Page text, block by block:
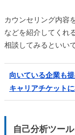
カウンセリング内容
などを紹介してくれ
相談してみるといい
向いている企業も
キャリアチケット
自己分析ツー